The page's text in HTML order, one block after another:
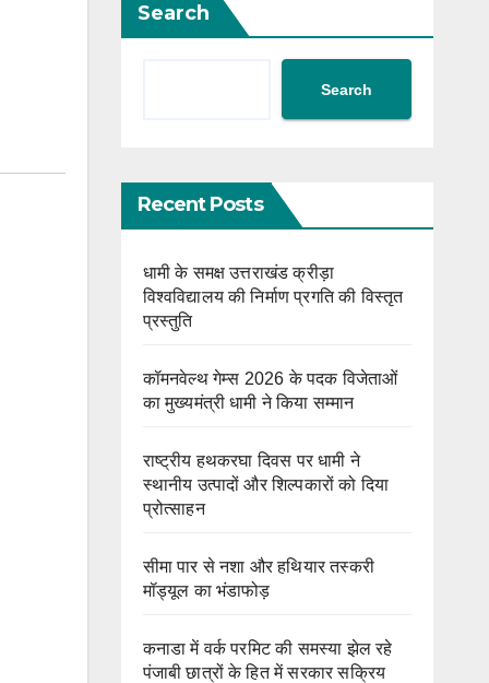
Search
Search
Recent Posts
धामी के समक्ष उत्तराखंड क्रीड़ा
विश्वविद्यालय की निर्माण प्रगति की विस्तृत
प्रस्तुति
कॉमनवेल्थ गेम्स 2026 के पदक विजेताओं
का मुख्यमंत्री धामी ने किया सम्मान
राष्ट्रीय हथकरघा दिवस पर धामी ने
स्थानीय उत्पादों और शिल्पकारों को दिया
प्रोत्साहन
सीमा पार से नशा और हथियार तस्करी
मॉड्यूल का भंडाफोड़
कनाडा में वर्क परमिट की समस्या झेल रहे
पंजाबी छात्रों के हित में सरकार सक्रिय